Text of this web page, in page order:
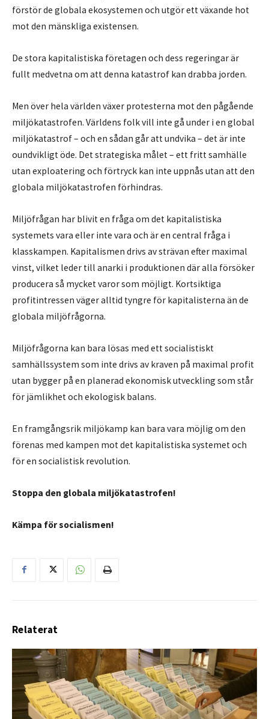
förstör de globala ekosystemen och utgör ett växande hot
mot den mänskliga existensen.
De stora kapitalistiska företagen och dess regeringar är
fullt medvetna om att denna katastrof kan drabba jorden.
Men över hela världen växer protesterna mot den pågående
miljökatastrofen. Världens folk vill inte gå under i en global
miljökatastrof – och en sådan går att undvika – det är inte
oundvikligt öde. Det strategiska målet – ett fritt samhälle
utan exploatering och förtryck kan inte uppnås utan att den
globala miljökatastrofen förhindras.
Miljöfrågan har blivit en fråga om det kapitalistiska
systemets vara eller inte vara och är en central fråga i
klasskampen. Kapitalismen drivs av strävan efter maximal
vinst, vilket leder till anarki i produktionen där alla försöker
producera så mycket varor som möjligt. Kortsiktiga
profitintressen väger alltid tyngre för kapitalisterna än de
globala miljöfrågorna.
Miljöfrågorna kan bara lösas med ett socialistiskt
samhällssystem som inte drivs av kraven på maximal profit
utan bygger på en planerad ekonomisk utveckling som står
för jämlikhet och ekologisk balans.
En framgångsrik miljökamp kan bara vara möjlig om den
förenas med kampen mot det kapitalistiska systemet och
för en socialistisk revolution.
Stoppa den globala miljökatastrofen!
Kämpa för socialismen!
Relaterat